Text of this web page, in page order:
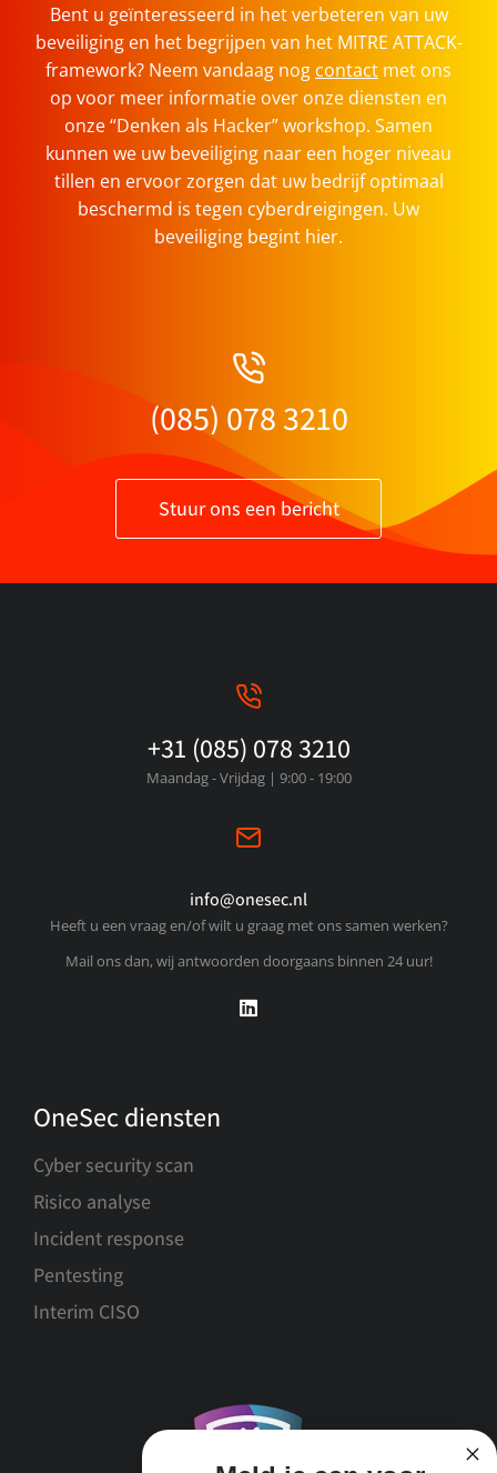
Bent u geïnteresseerd in het verbeteren van uw
beveiliging en het begrijpen van het MITRE ATTACK-
framework? Neem vandaag nog contact met ons
op voor meer informatie over onze diensten en
onze “Denken als Hacker” workshop. Samen
kunnen we uw beveiliging naar een hoger niveau
tillen en ervoor zorgen dat uw bedrijf optimaal
beschermd is tegen cyberdreigingen. Uw
beveiliging begint hier.
(085) 078 3210
Stuur ons een bericht
+31 (085) 078 3210
Maandag - Vrijdag | 9:00 - 19:00
info@onesec.nl
Heeft u een vraag en/of wilt u graag met ons samen werken?
Mail ons dan, wij antwoorden doorgaans binnen 24 uur!
OneSec diensten
Cyber security scan
Risico analyse
Incident response
Pentesting
Interim CISO